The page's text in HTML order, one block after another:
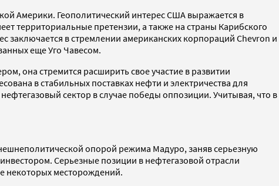
Америки. Геополитический интерес США выражается в
территориальные претензии, а также на страны Карибского
в стремлении американских корпораций Chevron и
еще Уго Чавесом.
она стремится расширить свое участие в развитии
в стабильных поставках нефти и электричества для
сектор в случае победы оппозиции. Учитывая, что в
опорой режима Мадуро, заняв серьезную
Серьезные позиции в нефтегазовой отрасли
некоторых месторождений.